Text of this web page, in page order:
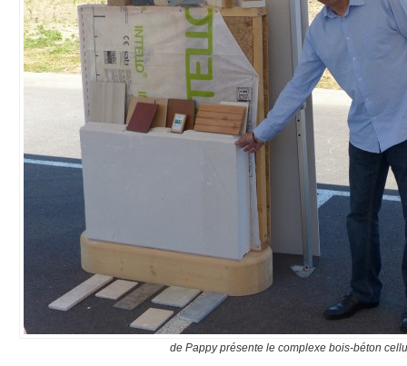
de Pappy présente le complexe bois-béton